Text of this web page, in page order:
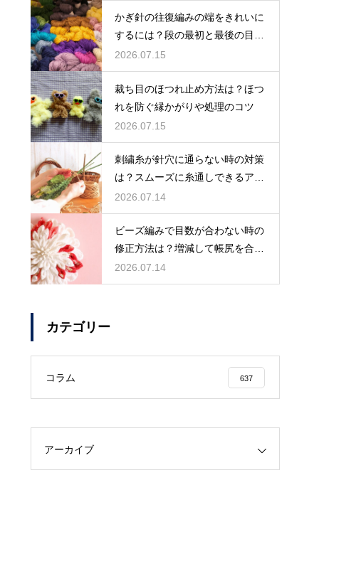
かぎ針の往復編みの端をきれいに
するには？段の最初と最後の目を
揃えるポイント
2026.07.15
裁ち目のほつれ止め方法は？ほつ
れを防ぐ縁かがりや処理のコツ
2026.07.15
刺繍糸が針穴に通らない時の対策
は？スムーズに糸通しできるアイ
テムとコツ
2026.07.14
ビーズ編みで目数が合わない時の
修正方法は？増減して帳尻を合わ
せるコツ
2026.07.14
カテゴリー
コラム 637
アーカイブ